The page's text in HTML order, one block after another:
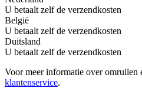
U betaalt zelf de verzendkosten
België
U betaalt zelf de verzendkosten
Duitsland
U betaalt zelf de verzendkosten
Voor meer informatie over
klantenservice.